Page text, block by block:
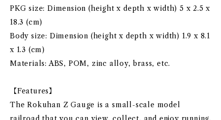
PKG size: Dimension (height x depth x width) 5 x 2.5 x
18.3 (cm)
Body size: Dimension (height x depth x width) 1.9 x 8.1
x 1.3 (cm)
Materials: ABS, POM, zinc alloy, brass, etc.
【Features】
The Rokuhan Z Gauge is a small-scale model